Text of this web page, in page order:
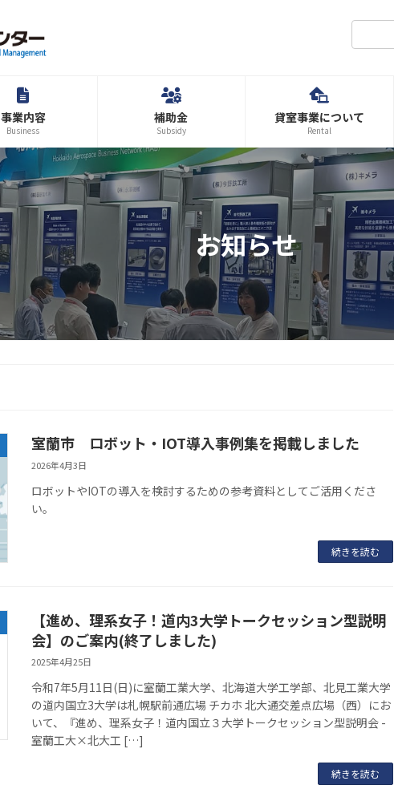
事業内容
Business
補助金
Subsidy
貸室事業について
Rental
お知らせ
室蘭市 ロボット・IOT導入事例集を掲載しました
2026年4月3日
ロボットやIOTの導入を検討するための参考資料としてご活用くださ
い。
続きを読む
【進め、理系女子！道内3大学トークセッション型説明
会】のご案内(終了しました)
2025年4月25日
令和7年5月11日(日)に室蘭工業大学、北海道大学工学部、北見工業大学
の道内国立3大学は札幌駅前通広場 チカホ 北大通交差点広場（西）にお
いて、『進め、理系女子！道内国立３大学トークセッション型説明会 -
室蘭工大×北大工 […]
続きを読む